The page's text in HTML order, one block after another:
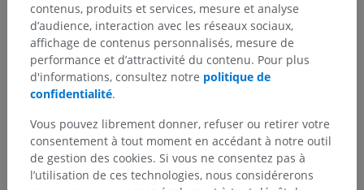
Anatomie vétérinaire
Tégument commun> Griffe, sabot>
Torus digital, Torus ungulaire
Structures sous-jacentes :
Tubules épidermiques [Tubes cornés]
contenus, produits et services, mesure et analyse
d’audience, interaction avec les réseaux sociaux,
affichage de contenus personnalisés, mesure de
performance et d’attractivité du contenu. Pour plus
d'informations, consultez notre politique de
confidentialité.
Vous pouvez librement donner, refuser ou retirer votre
consentement à tout moment en accédant à notre outil
de gestion des cookies. Si vous ne consentez pas à
l’utilisation de ces technologies, nous considérerons